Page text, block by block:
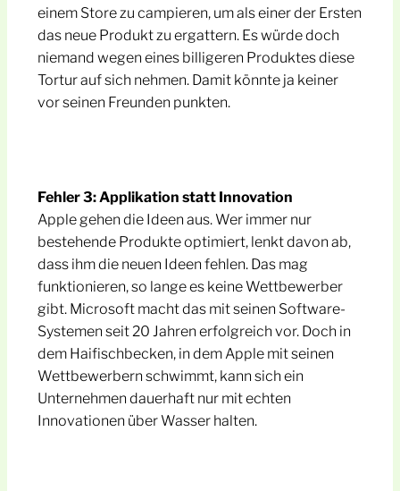
einem Store zu campieren, um als einer der Ersten
das neue Produkt zu ergattern. Es würde doch
niemand wegen eines billigeren Produktes diese
Tortur auf sich nehmen. Damit könnte ja keiner
vor seinen Freunden punkten.
Fehler 3: Applikation statt Innovation
Apple gehen die Ideen aus. Wer immer nur
bestehende Produkte optimiert, lenkt davon ab,
dass ihm die neuen Ideen fehlen. Das mag
funktionieren, so lange es keine Wettbewerber
gibt. Microsoft macht das mit seinen Software-
Systemen seit 20 Jahren erfolgreich vor. Doch in
dem Haifischbecken, in dem Apple mit seinen
Wettbewerbern schwimmt, kann sich ein
Unternehmen dauerhaft nur mit echten
Innovationen über Wasser halten.